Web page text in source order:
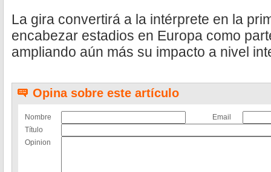
La gira convertirá a la intérprete en la
encabezar estadios en Europa como
ampliando aún más su impacto a nivel
Opina sobre este artículo
Nombre
Email
Título
Opinion